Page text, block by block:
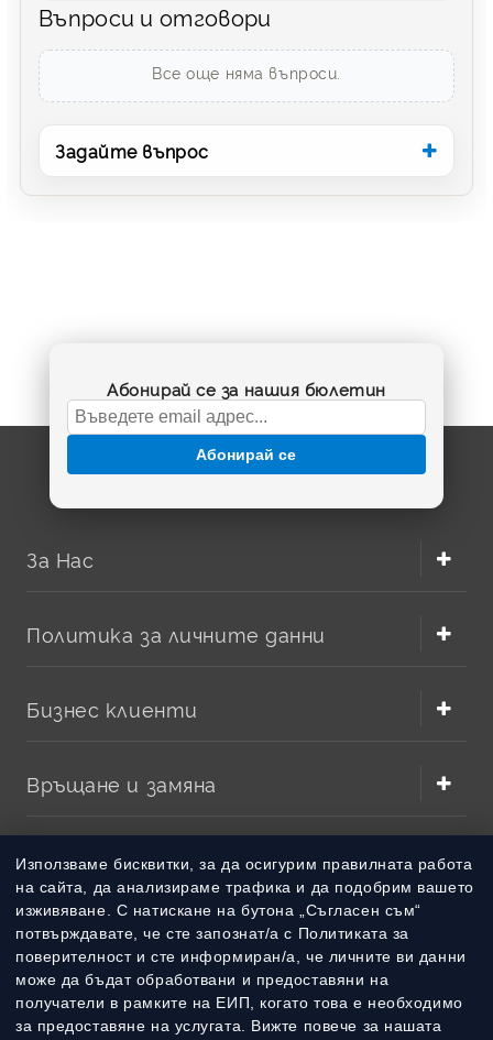
Използваме бисквитки, за да осигурим правилната работа
на сайта, да анализираме трафика и да подобрим вашето
изживяване. С натискане на бутона „Съгласен съм“
потвърждавате, че сте запознат/а с Политиката за
поверителност и сте информиран/а, че личните ви данни
може да бъдат обработвани и предоставяни на
получатели в рамките на ЕИП, когато това е необходимо
за предоставяне на услугата. Вижте повече за нашата
Въпроси и отговори
Все още няма въпроси.
Задайте въпрос
Абонирай се за нашия бюлетин
Абонирай се
За Нас
Политика за личните данни
Бизнес клиенти
Връщане и замяна
Методи на плащане
Методи на доставка